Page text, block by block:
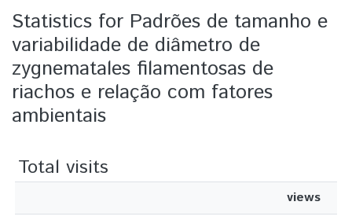
All of DSpace
Statistics for Padrões de tamanho e
variabilidade de diâmetro de
zygnematales filamentosas de
riachos e relação com fatores
ambientais
Total visits
views